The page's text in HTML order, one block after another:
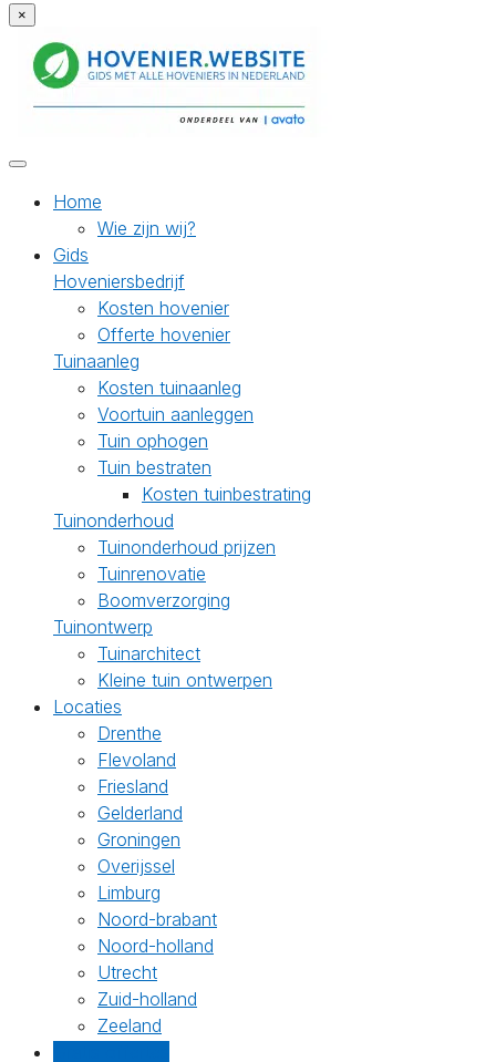
×
Home
Wie zijn wij?
Gids
Hoveniersbedrijf
Kosten hovenier
Offerte hovenier
Tuinaanleg
Kosten tuinaanleg
Voortuin aanleggen
Tuin ophogen
Tuin bestraten
Kosten tuinbestrating
Tuinonderhoud
Tuinonderhoud prijzen
Tuinrenovatie
Boomverzorging
Tuinontwerp
Tuinarchitect
Kleine tuin ontwerpen
Locaties
Drenthe
Flevoland
Friesland
Gelderland
Groningen
Overijssel
Limburg
Noord-brabant
Noord-holland
Utrecht
Zuid-holland
Zeeland